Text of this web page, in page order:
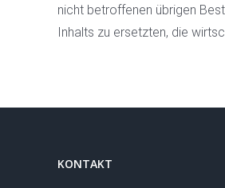
nicht betroffenen übrigen
Inhalts zu ersetzten, die
KONTAKT